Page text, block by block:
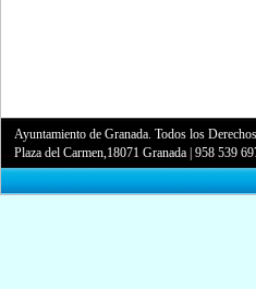
Ayuntamiento de Granada. Todos los
Plaza del Carmen,18071 Granada |958 539